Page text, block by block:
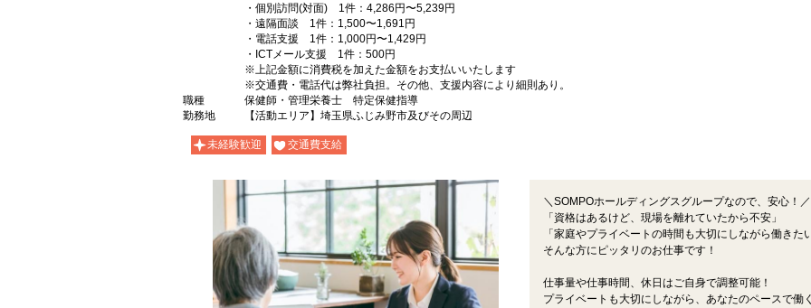
・個別訪問(対面) 1件：4,286円〜5,239円
・遠隔面談 1件：1,500〜1,691円
・電話支援 1件：1,000円〜1,429円
・ICTメール支援 1件：500円
※上記金額に消費税を加えた金額をお支払いいたします
※交通費・電話代は弊社負担。その他、支援内容により細則あり。
職種
保健師・管理栄養士 特定保健指導
勤務地
【活動エリア】埼玉県ふじみ野市及びその周辺
未経験歓迎 交通費支給
＼SOMPOホールディングスグループなので、安心！／
「資格はあるけど、現場を離れていたから不安」
「家庭やプライベートの時間も大切にしながら働きた
そんな方にピッタリのお仕事です！
仕事量や仕事時間、休日はご自身で調整可能！
プライベートも大切にしながら、あなたのペースで働